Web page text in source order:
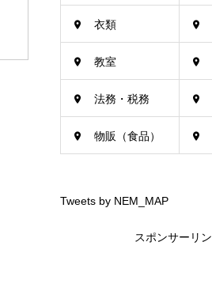
衣類
教室
法務・税務
物販（食品）
Tweets by NEM_MAP
スポンサーリ